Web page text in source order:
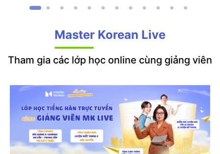
Master Korean Live
Tham gia các lớp học online cùng giảng viên